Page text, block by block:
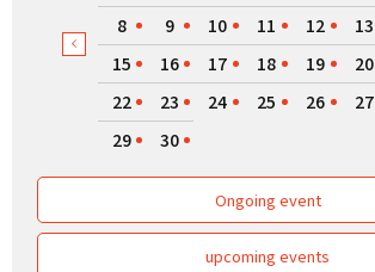
8
9 10 11 12 13
15
16 17 18 19 20
22
23 24 25 26 27
29
30
Ongoing event
upcoming events